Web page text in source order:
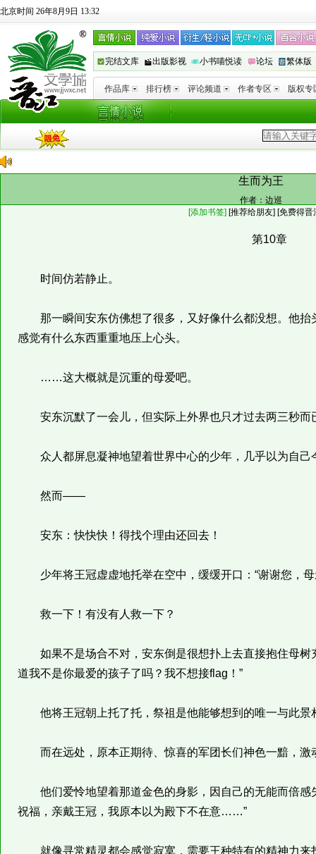
北京时间 26年8月9日 13:32
完结文库 出版影视 小书喵悦读 论坛 繁体版
作品库 排行榜 评论频道 作者专区 版权专
生而为王
作者： 边巡
[添加书签] [推荐给朋友] [免费得晋
第10章
时间仿若静止。
那一瞬间安东仿佛想了很多，又好像什么都没想。他抬
感觉有什么东西重重地压上心头。
……这大概就是沉重的母爱吧。
安东沉默了一会儿，但实际上外界也只才过去两三秒而
众人都屏息凝神地望着世界中心的少年，几乎以为自己
然而——
安东：快快快！得找个理由还回去！
少年将王冠虚虚地托举在空中，缓缓开口：“谢谢您，母
救一下！有没有人救一下？
如果不是场合不对，安东倒是很想扑上去直接抱住母树
道我不是你最爱的孩子了吗？我不想接flag！”
他将王冠朝上托了托，祭祖是他能够想到的唯一与此景
而在远处，原本正期待、惊喜的军团长们神色一黯，激
他们爱怜地望着那道金色的身影，因自己的无能而倍感
祝福，亲戴王冠，我原本以为殿下不在意……”
就像寻常精灵都会感觉寂寞，需要王种特有的精神力来